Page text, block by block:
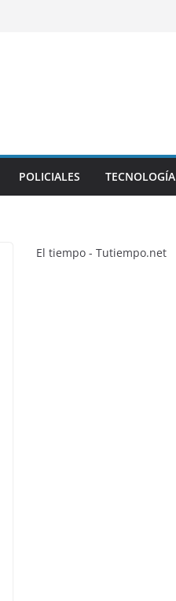
POLICIALES TECNOLOGÍA
El tiempo - Tutiempo.net